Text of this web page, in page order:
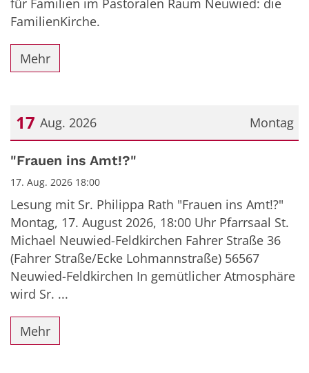
für Familien im Pastoralen Raum Neuwied: die
FamilienKirche.
Mehr
Montag
17 Aug. 2026
Datum: 17. August 2026
"Frauen ins Amt!?"
17. Aug. 2026 18:00
Lesung mit Sr. Philippa Rath "Frauen ins Amt!?"
Montag, 17. August 2026, 18:00 Uhr Pfarrsaal St.
Michael Neuwied-Feldkirchen Fahrer Straße 36
(Fahrer Straße/Ecke Lohmannstraße) 56567
Neuwied-Feldkirchen In gemütlicher Atmosphäre
wird Sr. ...
Mehr